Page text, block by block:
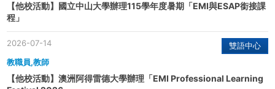
【他校活動】國立中山大學辦理115學年度暑期「EMI與ESAP銜接課
程」
雙語中心
教職員,教師
2026-07-14
【他校活動】澳洲阿得雷德大學辦理「EMI Professional Learning